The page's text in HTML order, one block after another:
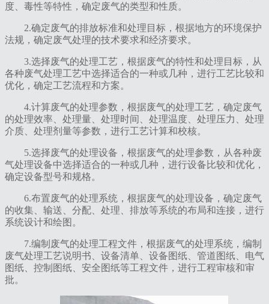
度、毒性等特性，确定废气的类型和性质。
2.确定废气的排放标准和处理目标，根据地方的环境保护
法规，确定废气处理的技术要求和经济要求。
3.选择废气的处理工艺，根据废气的特性和处理目标，从
各种废气处理工艺中选择适合的一种或几种，进行工艺比较和
优化，确定工艺流程和方案。
4.计算废气的处理参数，根据废气的处理工艺，确定废气
的处理效率、处理量、处理时间、处理温度、处理压力、处理
介质、处理剂量等参数，进行工艺计算和校核。
5.选择废气的处理设备，根据废气的处理参数，从各种废
气处理设备中选择适合的一种或几种，进行设备比较和优化，
确定设备型号和规格。
6.布置废气的处理系统，根据废气的处理设备，确定废气
的收集、输送、分配、处理、排放等系统的布局和连接，进行
系统设计和绘图。
7.编制废气的处理工程文件，根据废气的处理系统，编制
废气处理工艺说明书、设备清单、设备图纸、管道图纸、电气
图纸、控制图纸、安全图纸等工程文件，进行工程审核和审
批。